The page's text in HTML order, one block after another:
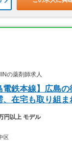
の薬剤師求人
電鉄本線】広島
在宅も取り組ま
円以上 モデル
区